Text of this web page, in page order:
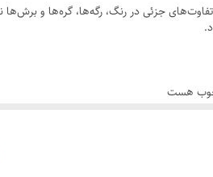
جزئی در رنگ، رگه‌ها، گره‌ها و
چوب هست